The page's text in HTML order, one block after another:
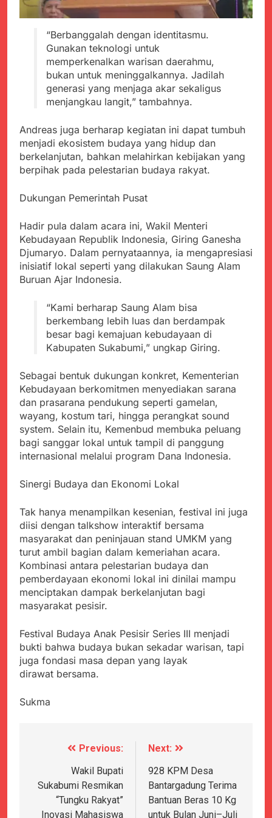
Cegah Stunting
Berangkatkan Empat
Korban Kebakaran KMP
Mutiara Sentosa 2 ke
Posko Pusat Tg. Perak
Surabaya
SMA Negeri Nyalindung
Lakukan Pungutan
melalui Komite Sekolah,
Disorot karena Dinilai
Bertentangan dengan
Edaran Disdik Jabar
Agustus 4, 2026
Ketua Umum FSP
Maritim Indonesia
Bantah Isu Mogok
Nasional TKBM: “Belum
Ada Keputusan Resmi”
Agustus 3, 2026
Menjelajahi Potensi
Alam dan Kehangatan
Desa Sukakersa
Korban Tenggelam di
Perairan Giligenting
Ditemukan, Polisi
Pastikan Penanganan
Prosedur
Agustus 3, 2026
Kapolresta Sumenep
Korban Evakuasi KM
Pelabuhan Kalianget
Agustus 3, 2026
“Berbanggalah dengan identitasmu.
Gunakan teknologi untuk
memperkenalkan warisan daerahmu,
bukan untuk meninggalkannya. Jadilah
generasi yang menjaga akar sekaligus
menjangkau langit,” tambahnya.
Andreas juga berharap kegiatan ini dapat tumbuh
menjadi ekosistem budaya yang hidup dan
berkelanjutan, bahkan melahirkan kebijakan yang
berpihak pada pelestarian budaya rakyat.
Dukungan Pemerintah Pusat
Hadir pula dalam acara ini, Wakil Menteri
Kebudayaan Republik Indonesia, Giring Ganesha
Djumaryo. Dalam pernyataannya, ia mengapresiasi
inisiatif lokal seperti yang dilakukan Saung Alam
Buruan Ajar Indonesia.
“Kami berharap Saung Alam bisa
berkembang lebih luas dan berdampak
besar bagi kemajuan kebudayaan di
Kabupaten Sukabumi,” ungkap Giring.
Sebagai bentuk dukungan konkret, Kementerian
Kebudayaan berkomitmen menyediakan sarana
dan prasarana pendukung seperti gamelan,
wayang, kostum tari, hingga perangkat sound
system. Selain itu, Kemenbud membuka peluang
bagi sanggar lokal untuk tampil di panggung
internasional melalui program Dana Indonesia.
Sinergi Budaya dan Ekonomi Lokal
Tak hanya menampilkan kesenian, festival ini juga
diisi dengan talkshow interaktif bersama
masyarakat dan peninjauan stand UMKM yang
turut ambil bagian dalam kemeriahan acara.
Kombinasi antara pelestarian budaya dan
pemberdayaan ekonomi lokal ini dinilai mampu
menciptakan dampak berkelanjutan bagi
masyarakat pesisir.
Festival Budaya Anak Pesisir Series III menjadi
bukti bahwa budaya bukan sekadar warisan, tapi
juga fondasi masa depan yang layak
dirawat bersama.
Sukma
NavigasiPrevious:
Wakil Bupati
Sukabumi Resmikan
“Tungku Rakyat”
Inovasi Mahasiswa
Next:
928 KPM Desa
Bantargadung Terima
Bantuan Beras 10 Kg
untuk Bulan Juni–Juli